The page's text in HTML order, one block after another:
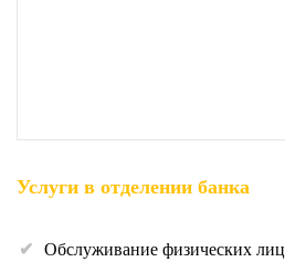
Услуги в отделении банка
Обслуживание физических лиц